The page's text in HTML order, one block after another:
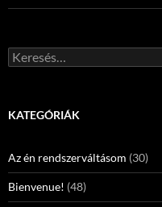
Keresés:
KATEGÓRIÁK
Az én rendszerváltásom (30)
Bienvenue! (48)